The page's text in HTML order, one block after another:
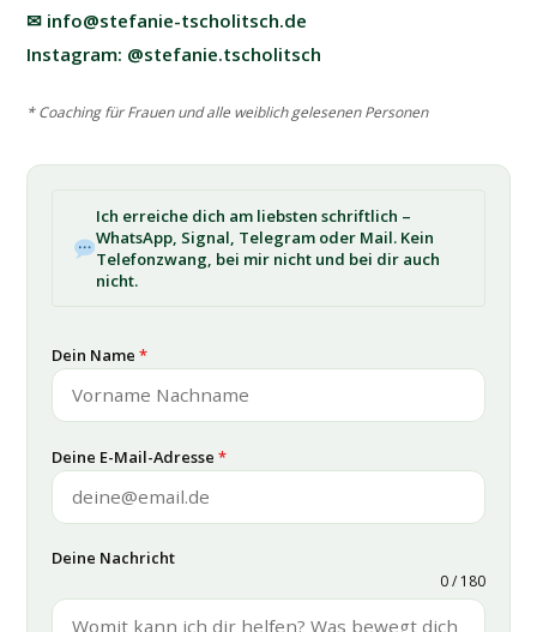
✉ info@stefanie-tscholitsch.de
Instagram: @stefanie.tscholitsch
* Coaching für Frauen und alle weiblich gelesenen Personen
Ich erreiche dich am liebsten schriftlich –
WhatsApp, Signal, Telegram oder Mail. Kein
Telefonzwang, bei mir nicht und bei dir auch
nicht.
Dein Name*
Deine E-Mail-Adresse*
Deine Nachricht
0 / 180